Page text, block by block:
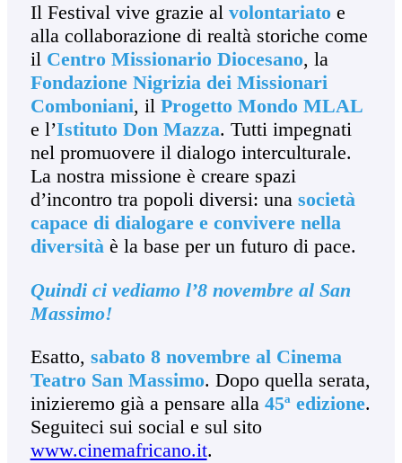
Il Festival vive grazie al volontariatoe
alla collaborazione di realtà storiche come
il Centro Missionario Diocesano, la
Fondazione Nigrizia dei Missionari
Comboniani, il Progetto Mondo MLAL
e l’Istituto Don Mazza. Tutti impegnati
nel promuovere il dialogo interculturale.
La nostra missione è creare spazi
d’incontro tra popoli diversi: una società
capace di dialogare e convivere nella
diversitàè la base per un futuro di pace.
Quindi ci vediamo l’8 novembre al San
Massimo!
Esatto, sabato 8 novembre al Cinema
Teatro San Massimo. Dopo quella serata,
inizieremo già a pensare alla 45ª edizione.
Seguiteci sui social e sul sito
www.cinemafricano.it.